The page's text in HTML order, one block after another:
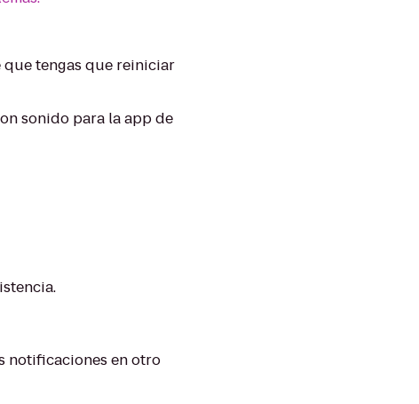
tengas que reiniciar
sonido para la app de
notificaciones en otro